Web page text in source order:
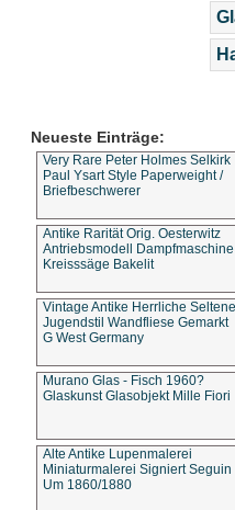
Neueste Einträge:
Very Rare Peter Holmes Selkirk
Paul Ysart Style Paperweight /
Briefbeschwerer
Antike Rarität Orig. Oesterwitz
Antriebsmodell Dampfmaschine
Kreisssäge Bakelit
Vintage Antike Herrliche Seltene
Jugendstil Wandfliese Gemarkt
G West Germany
Murano Glas - Fisch 1960?
Glaskunst Glasobjekt Mille Fiori
Alte Antike Lupenmalerei
Miniaturmalerei Signiert Seguin
Um 1860/1880